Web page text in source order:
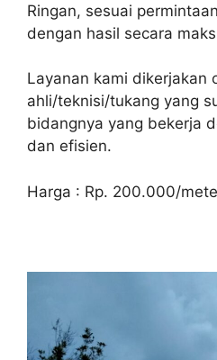
Ringan, sesuai
dengan hasil secara
Layanan kami dikerjakan
ahli/teknisi/tukang yang
bidangnya yang bekerja
dan efisien.
Harga : Rp. 200.000/